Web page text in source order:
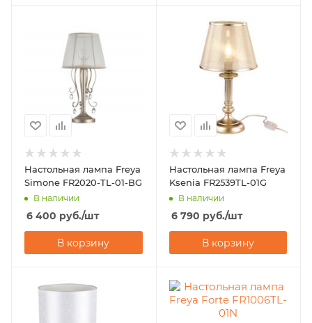
Настольная лампа Freya
Simone FR2020-TL-01-BG
В наличии
6 400 руб./шт
В корзину
Настольная лампа Freya
Ksenia FR2539TL-01G
В наличии
6 790 руб./шт
В корзину